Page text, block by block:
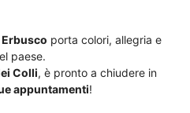
porta colori, allegria e
paese.
Colli, è pronto a chiudere in
appuntamenti!